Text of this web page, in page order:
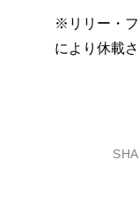
※リリー・
により休載